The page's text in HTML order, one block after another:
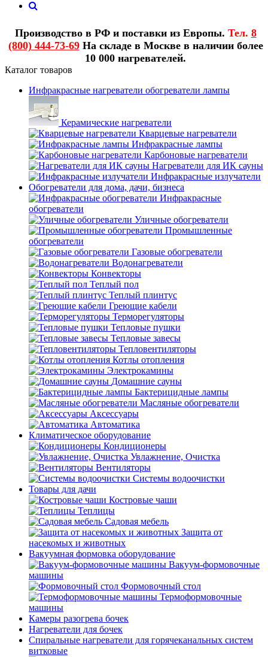
Производство в РФ и поставки из Европы. Тел. 8
(800) 444-73-69На складе в Москве в наличии более
10 000 нагревателей.
Каталог товаров
Инфракрасные нагреватели обогреватели лампы
Керамические нагреватели
Кварцевые нагреватели
Инфракрасные лампы
Карбоновые нагреватели
Нагреватели для ИК сауны
Инфракрасные излучатели
Обогреватели для дома, дачи, бизнеса
Инфракрасные
обогреватели
Уличные обогреватели
Промышленные
обогреватели
Газовые обогреватели
Водонагреватели
Конвекторы
Теплый пол
Теплый плинтус
Греющие кабели
Терморегуляторы
Тепловые пушки
Тепловые завесы
Тепловентиляторы
Котлы отопления
Электрокамины
Домашние сауны
Бактерицидные лампы
Масляные обогреватели
Аксессуары
Автоматика
Климатическое оборудование
Кондиционеры
Увлажнение, Очистка
Вентиляторы
Системы водоочистки
Товары для дачи
Костровые чаши
Теплицы
Садовая мебель
Защита от
насекомых и животных
Вакуумная формовка оборудование
Вакуум-формовочные
машины
Формовочный стол
Термоформовочные
машины
Камеры разогрева бочек
Нагреватели для бочек
Спиральные нагреватели для горячеканальных систем
витковые